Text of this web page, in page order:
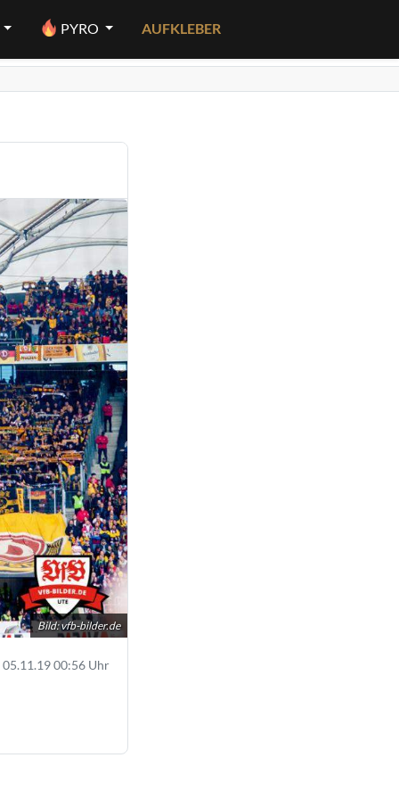
PYRO AUFKLEBER
Bild:vfb-bilder.de
05.11.19 00:56 Uhr